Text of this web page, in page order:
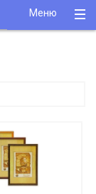
Меню